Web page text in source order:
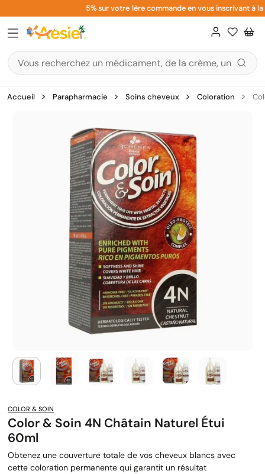
au
contenu
5% sur votre 1ère commande en vous inscrivant à la
Accueil Parapharmacie Soins cheveux Coloration
COLOR & SOIN
Color & Soin 4N Châtain Naturel Étui
60ml
Obtenez une couverture totale de vos cheveux blancs avec
cette coloration permanente qui garantit un résultat